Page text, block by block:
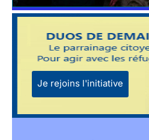
Je rejoins l'initiative